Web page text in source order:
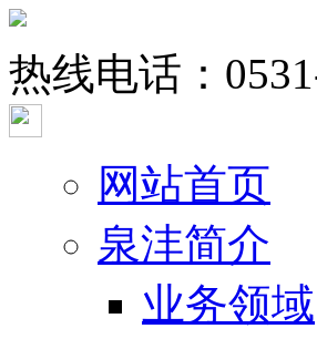
热线电话：
网站首页
泉沣简介
业务领域